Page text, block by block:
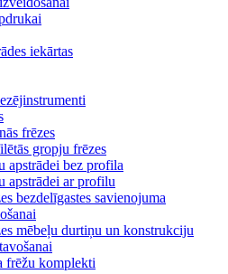
iekārtas
frēzes
gropju frēzes
apstrādei bez profila
apstrādei ar profilu
bezdelīgastes savienojuma
mēbeļu durtiņu un konstrukciju
frēžu komplekti